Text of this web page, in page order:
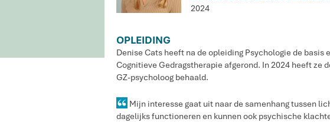
2024
OPLEIDING
Denise Cats heeft na de opleiding Psychologie de basis
Cognitieve Gedragstherapie afgerond. In 2024 heeft ze
GZ-psycholoog behaald.
Mijn interesse gaat uit naar de samenhang tussen
dagelijks functioneren en kunnen ook psychische